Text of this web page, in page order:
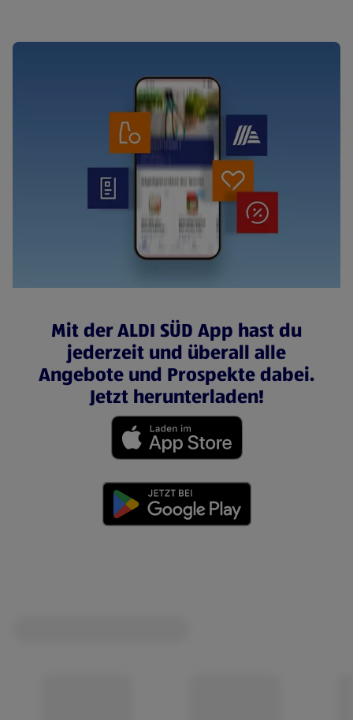
Mit der ALDI SÜD App hast du
jederzeit und überall alle
Angebote und Prospekte dabei.
Jetzt herunterladen!